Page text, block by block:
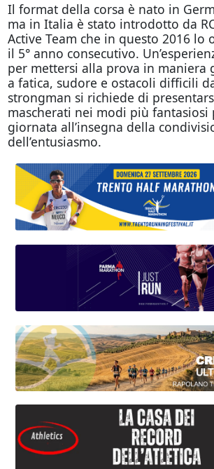
Il format della corsa è nato in
ma in Italia è stato introdotto da
Active Team che in questo 2016 lo
il 5° anno consecutivo.
per mettersi alla prova in maniera
a fatica, sudore e ostacoli difficili
strongman si richiede di
mascherati nei modi più fantasiosi
giornata all’insegna della
dell’entusiasmo.